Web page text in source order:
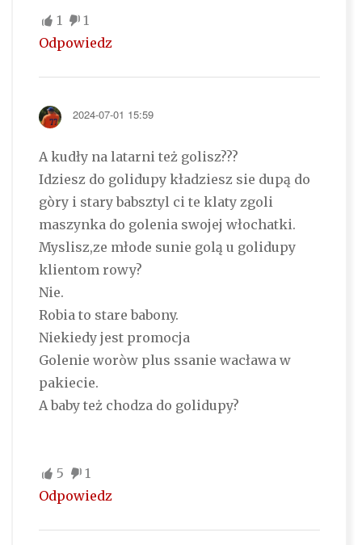
1
1
Odpowiedz
2024-07-01 15:59
A kudły na latarni też golisz???
Idziesz do golidupy kładziesz sie dupą do
gòry i stary babsztyl ci te klaty zgoli
maszynka do golenia swojej włochatki.
Myslisz,ze młode sunie golą u golidupy
klientom rowy?
Nie.
Robia to stare babony.
Niekiedy jest promocja
Golenie woròw plus ssanie wacława w
pakiecie.
A baby też chodza do golidupy?
5
1
Odpowiedz